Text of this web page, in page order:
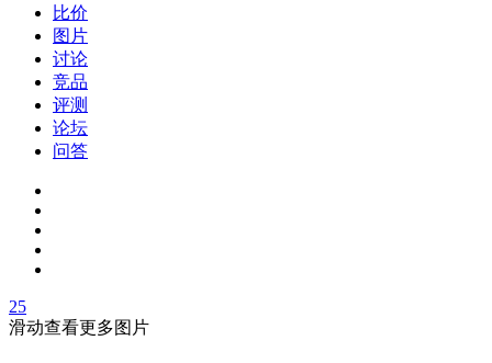
比价
图片
讨论
竞品
评测
论坛
问答
25
滑动查看更多图片